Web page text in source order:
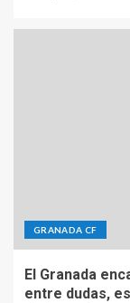
GRANADA CF
El Granada
entre dudas,